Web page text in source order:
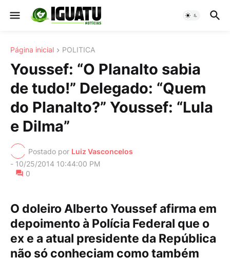
Página inicial POLITICA
Youssef: “O Planalto sabia
de tudo!” Delegado: “Quem
do Planalto?” Youssef: “Lula
e Dilma”
Postado por Luiz Vasconcelos
- 10/25/2014 10:44:00 PM
0
O doleiro Alberto Youssef afirma em
depoimento à Polícia Federal que o
ex e a atual presidente da República
não só conheciam como também